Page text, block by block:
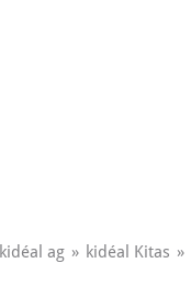
kidéal ag » kidéal Kitas »